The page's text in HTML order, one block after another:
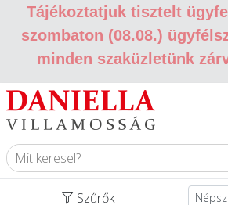
Tájékoztatjuk tisztelt
szombaton (08.08.)
minden szaküzletünk
Szűrők